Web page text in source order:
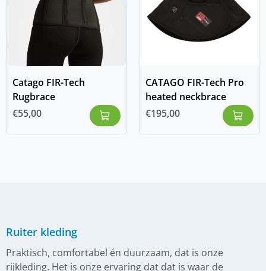
Catago FIR-Tech
Rugbrace
€55,00
CATAGO FIR-Tech Pro
heated neckbrace
€195,00
Ruiter kleding
Praktisch, comfortabel én duurzaam, dat is onze
rijkleding. Het is onze ervaring dat dat is waar de